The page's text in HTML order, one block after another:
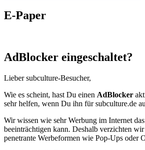
E-Paper
AdBlocker eingeschaltet?
Lieber subculture-Besucher,
Wie es scheint, hast Du einen AdBlocker
sehr helfen, wenn Du ihn für subculture.de
Wir wissen wie sehr Werbung im Internet
beeinträchtigen kann. Deshalb verzichten
penetrante Werbeformen wie Pop-Ups oder